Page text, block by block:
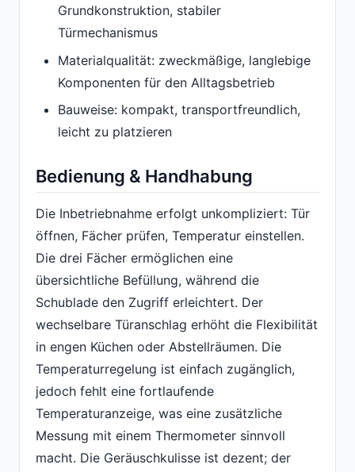
Grundkonstruktion, stabiler
Türmechanismus
Materialqualität: zweckmäßige, langlebige
Komponenten für den Alltagsbetrieb
Bauweise: kompakt, transportfreundlich,
leicht zu platzieren
Bedienung & Handhabung
Die Inbetriebnahme erfolgt unkompliziert: Tür
öffnen, Fächer prüfen, Temperatur einstellen.
Die drei Fächer ermöglichen eine
übersichtliche Befüllung, während die
Schublade den Zugriff erleichtert. Der
wechselbare Türanschlag erhöht die Flexibilität
in engen Küchen oder Abstellräumen. Die
Temperaturregelung ist einfach zugänglich,
jedoch fehlt eine fortlaufende
Temperaturanzeige, was eine zusätzliche
Messung mit einem Thermometer sinnvoll
macht. Die Geräuschkulisse ist dezent; der